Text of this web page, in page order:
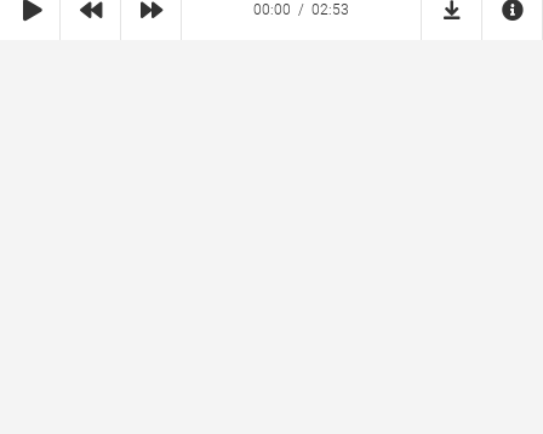
00:00 02:53